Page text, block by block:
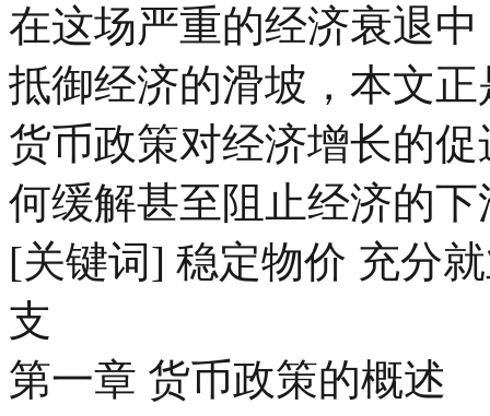
在这场严重的经济衰退
抵御经济的滑坡，本文
货币政策对经济增长的
何缓解甚至阻止经济的
[关键词] 稳定物价 充分
支
第一章 货币政策的概述